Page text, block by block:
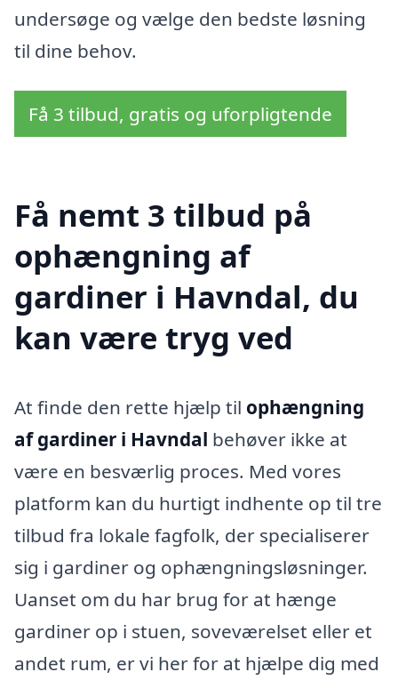
undersøge og vælge den bedste løsning
til dine behov.
Få 3 tilbud, gratis og uforpligtende
Få nemt 3 tilbud på
ophængning af
gardiner i Havndal, du
kan være tryg ved
At finde den rette hjælp til ophængning
af gardiner i Havndal behøver ikke at
være en besværlig proces. Med vores
platform kan du hurtigt indhente op til tre
tilbud fra lokale fagfolk, der specialiserer
sig i gardiner og ophængningsløsninger.
Uanset om du har brug for at hænge
gardiner op i stuen, soveværelset eller et
andet rum, er vi her for at hjælpe dig med